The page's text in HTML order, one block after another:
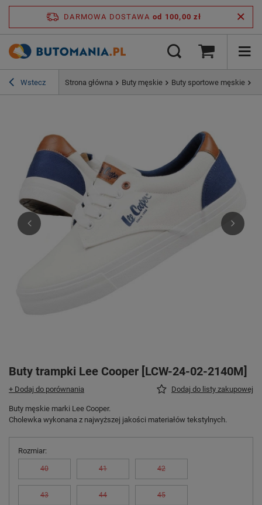
DARMOWA DOSTAWA od 100,00 zł
Wstecz Strona główna Buty męskie Buty sportowe męskie
Buty trampki Lee Cooper [LCW-24-02-2140M]
+ Dodaj do porównania Dodaj do listy zakupowej
Buty męskie marki Lee Cooper.
Cholewka wykonana z najwyższej jakości materiałów tekstylnych.
Rozmiar
40 41 42
43 44 45